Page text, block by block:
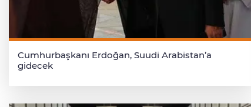
Cumhurbaşkanı Erdoğan, Suudi Arabistan’a
gidecek